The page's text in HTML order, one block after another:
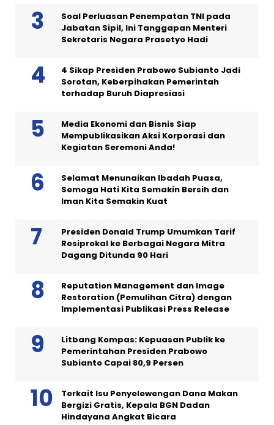
Soal Perluasan Penempatan TNI pada
Jabatan Sipil, Ini Tanggapan Menteri
Sekretaris Negara Prasetyo Hadi
4 Sikap Presiden Prabowo Subianto Jadi
Sorotan, Keberpihakan Pemerintah
terhadap Buruh Diapresiasi
Media Ekonomi dan Bisnis Siap
Mempublikasikan Aksi Korporasi dan
Kegiatan Seremoni Anda!
Selamat Menunaikan Ibadah Puasa,
Semoga Hati Kita Semakin Bersih dan
Iman Kita Semakin Kuat
Presiden Donald Trump Umumkan Tarif
Resiprokal ke Berbagai Negara Mitra
Dagang Ditunda 90 Hari
Reputation Management dan Image
Restoration (Pemulihan Citra) dengan
Implementasi Publikasi Press Release
Litbang Kompas: Kepuasan Publik ke
Pemerintahan Presiden Prabowo
Subianto Capai 80,9 Persen
Terkait Isu Penyelewengan Dana Makan
Bergizi Gratis, Kepala BGN Dadan
Hindayana Angkat Bicara